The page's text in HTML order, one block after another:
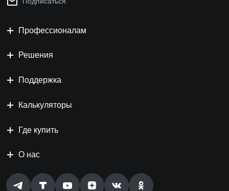
Профессионалам
Решения
Поддержка
Калькуляторы
Где купить
О нас